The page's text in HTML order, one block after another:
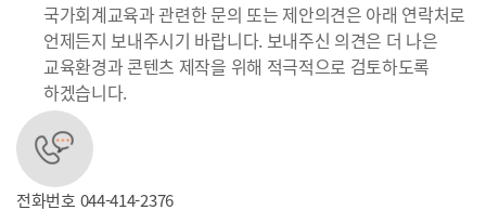
국가회계교육과 관련한 문의 또는 제안의견은 아래 연락처로
언제든지 보내주시기 바랍니다. 보내주신 의견은 더 나은
교육환경과 콘텐츠 제작을 위해 적극적으로 검토하도록
하겠습니다.
전화번호 044-414-2376